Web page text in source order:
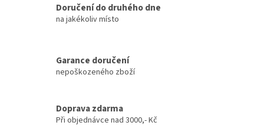
Doručení do druhého dne
na jakékoliv místo
Garance doručení
nepoškozeného zboží
Doprava zdarma
Při objednávce nad 3000,- Kč